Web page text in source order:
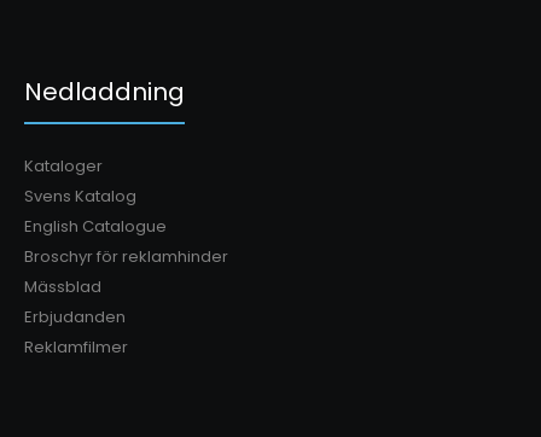
Nedladdning
Kataloger
Svens Katalog
English Catalogue
Broschyr för reklamhinder
Mässblad
Erbjudanden
Reklamfilmer